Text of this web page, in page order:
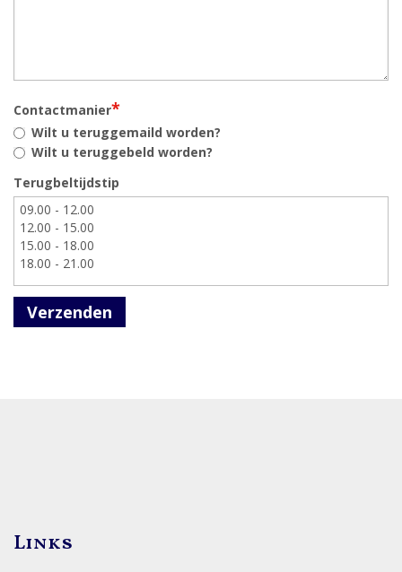
Contactmanier*
Wilt u teruggemaild worden?
Wilt u teruggebeld worden?
Terugbeltijdstip
Verzenden
Links